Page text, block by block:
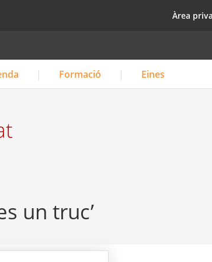
top
Àrea
Formació Eines
un truc’